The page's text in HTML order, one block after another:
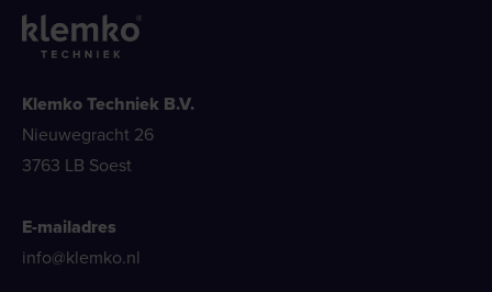
Klemko Techniek B.V.
Nieuwegracht 26
3763 LB Soest
E-mailadres
info@klemko.nl